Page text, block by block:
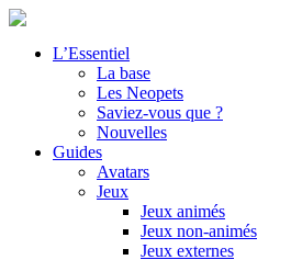
L’Essentiel
La base
Les Neopets
Saviez-vous que ?
Nouvelles
Guides
Avatars
Jeux
Jeux animés
Jeux non-animés
Jeux externes